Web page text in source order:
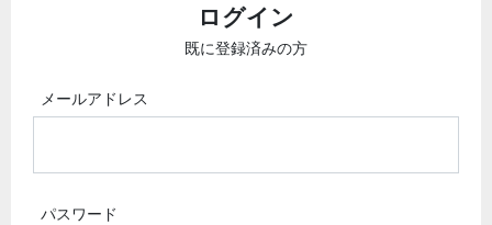
ログイン
既に登録済みの方
メールアドレス
パスワード